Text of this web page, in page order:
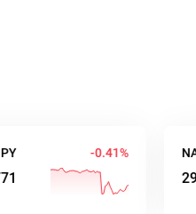
NAS100
29725.9